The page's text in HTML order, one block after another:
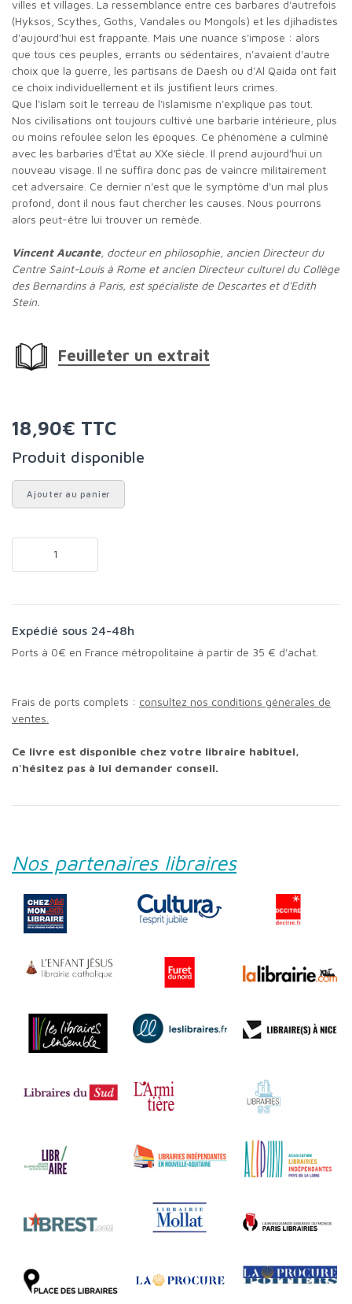
villes et villages. La ressemblance entre ces barbares d'autrefois
(Hyksos, Scythes, Goths, Vandales ou Mongols) et les djihadistes
d'aujourd'hui est frappante. Mais une nuance s'impose : alors
que tous ces peuples, errants ou sédentaires, n'avaient d'autre
choix que la guerre, les partisans de Daesh ou d'Al Qaida ont fait
ce choix individuellement et ils justifient leurs crimes.
Que l'islam soit le terreau de l'islamisme n'explique pas tout.
Nos civilisations ont toujours cultivé une barbarie intérieure, plus
ou moins refoulée selon les époques. Ce phénomène a culminé
avec les barbaries d'État au XXe siècle. Il prend aujourd'hui un
nouveau visage. Il ne suffira donc pas de vaincre militairement
cet adversaire. Ce dernier n'est que le symptôme d'un mal plus
profond, dont il nous faut chercher les causes. Nous pourrons
alors peut-être lui trouver un remède.
Vincent Aucante, docteur en philosophie, ancien Directeur du
Centre Saint-Louis à Rome et ancien Directeur culturel du Collège
des Bernardins à Paris, est spécialiste de Descartes et d'Edith
Stein.
Feuilleter un extrait
18,90€ TTC
Produit disponible
Ajouter au panier
Expédié sous 24-48h
Ports à 0€ en France métropolitaine à partir de 35 € d'achat.
Frais de ports complets : consultez nos conditions générales de
ventes.
Ce livre est disponible chez votre libraire habituel,
n'hésitez pas à lui demander conseil.
Nos partenaires libraires